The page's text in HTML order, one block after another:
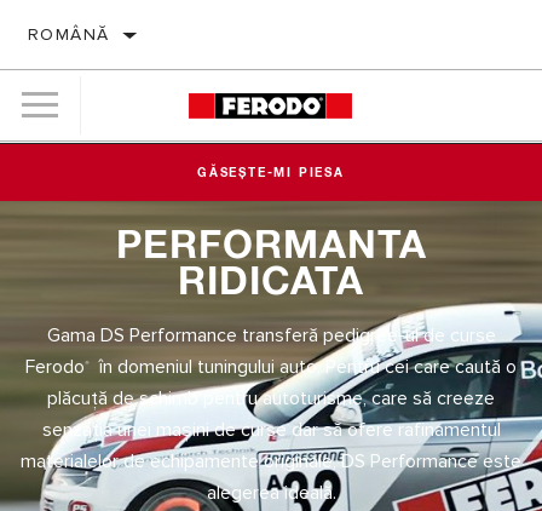
ROMÂNĂ
GĂSEȘTE-MI PIESA
PERFORMANTA
RIDICATA
Gama DS Performance transferă pedigree-ul de curse
Ferodo®
în domeniul tuningului auto. Pentru cei care caută o
plăcuță de schimb pentru autoturisme, care să creeze
senzația unei mașini de curse dar să ofere rafinamentul
materialelor de echipamente originale, DS Performance este
alegerea ideală.